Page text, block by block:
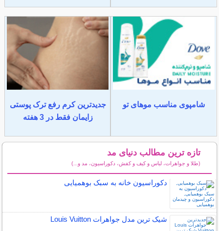
شامپوی مناسب موهای تو
جدیدترین کرم رفع ترک پوستی
زایمان فقط در 3 هفته
تازه ترین مطالب دنیای مد
(طلا و جواهرات، لباس و کیف و کفش، دکوراسیون، مد و...)
دکوراسیون خانه به سبک بوهمیایی
شیک ترین مدل جواهرات Louis Vuitton